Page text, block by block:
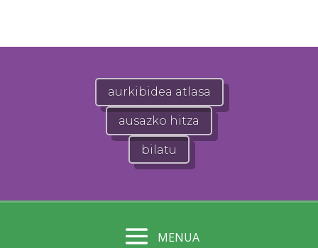
aurkibidea atlasa
ausazko hitza
bilatu
MENUA